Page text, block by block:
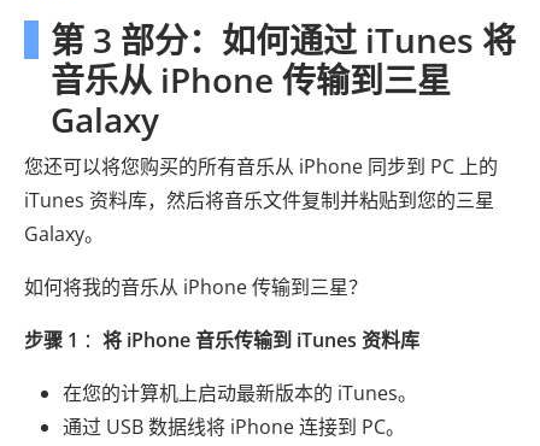
第 3 部分：如何通过 iTunes 将
音乐从 iPhone 传输到三星
Galaxy
您还可以将您购买的所有音乐从 iPhone 同步到 PC 上的
iTunes 资料库，然后将音乐文件复制并粘贴到您的三星
Galaxy。
如何将我的音乐从 iPhone 传输到三星？
步骤 1 ： 将 iPhone 音乐传输到 iTunes 资料库
在您的计算机上启动最新版本的 iTunes。
通过 USB 数据线将 iPhone 连接到 PC。